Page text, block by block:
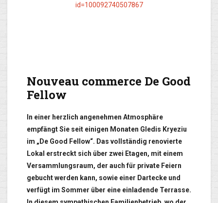
id=100092740507867
Nouveau commerce De Good
Fellow
In einer herzlich angenehmen Atmosphäre
empfängt Sie seit einigen Monaten Gledis Kryeziu
im „De Good Fellow“. Das vollständig renovierte
Lokal erstreckt sich über zwei Etagen, mit einem
Versammlungsraum, der auch für private Feiern
gebucht werden kann, sowie einer Dartecke und
verfügt im Sommer über eine einladende Terrasse.